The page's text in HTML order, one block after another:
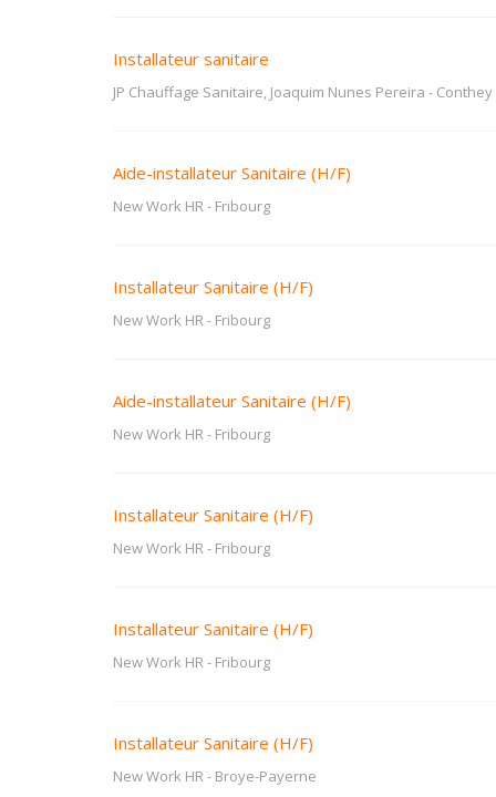
Installateur sanitaire
JP Chauffage Sanitaire, Joaquim Nunes Pereira - Conthey
Aide-installateur Sanitaire (H/F)
New Work HR- Fribourg
Installateur Sanitaire (H/F)
New Work HR- Fribourg
Aide-installateur Sanitaire (H/F)
New Work HR- Fribourg
Installateur Sanitaire (H/F)
New Work HR- Fribourg
Installateur Sanitaire (H/F)
New Work HR- Fribourg
Installateur Sanitaire (H/F)
New Work HR- Broye-Payerne